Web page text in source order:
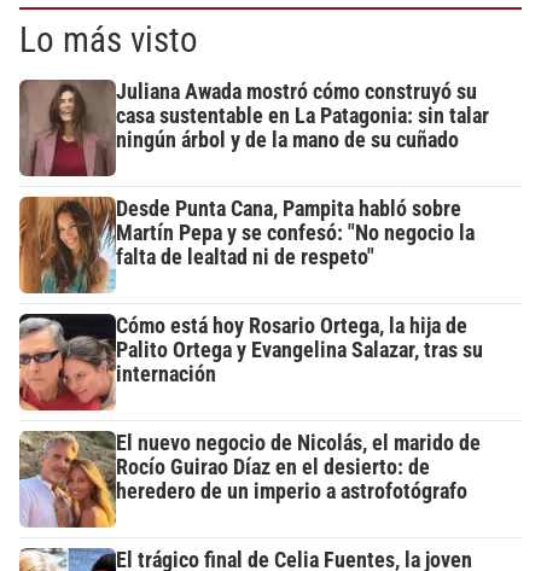
Lo más visto
Juliana Awada mostró cómo construyó su
casa sustentable en La Patagonia: sin talar
ningún árbol y de la mano de su cuñado
Desde Punta Cana, Pampita habló sobre
Martín Pepa y se confesó: "No negocio la
falta de lealtad ni de respeto"
Cómo está hoy Rosario Ortega, la hija de
Palito Ortega y Evangelina Salazar, tras su
internación
El nuevo negocio de Nicolás, el marido de
Rocío Guirao Díaz en el desierto: de
heredero de un imperio a astrofotógrafo
El trágico final de Celia Fuentes, la joven